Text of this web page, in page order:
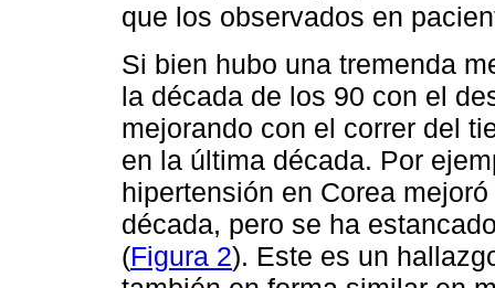
que los observados en
Si bien hubo una tremenda
la década de los 90 con el
mejorando con el correr del
en la última década. Por
hipertensión en Corea
década, pero se ha
(Figura 2). Este es un